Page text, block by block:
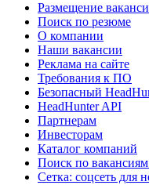
Размещение
Поиск по резюме
О компании
Наши вакансии
Реклама на сайте
Требования к ПО
Безопасный
HeadHunter API
Партнерам
Инвесторам
Каталог компаний
Поиск по
Сетка: соцсеть для